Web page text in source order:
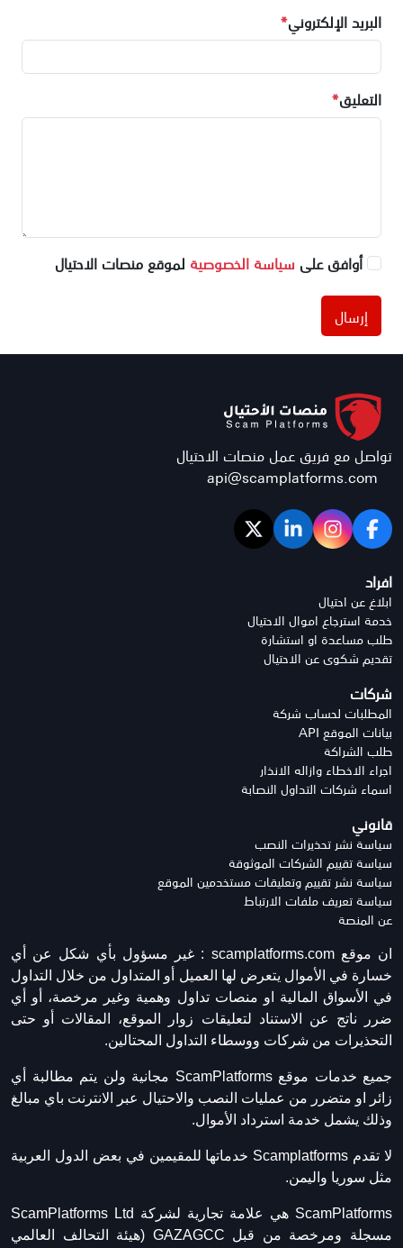
البريد الإلكتروني*
التعليق*
أوافق على سياسة الخصوصية لموقع منصات الاحتيال
إرسال
تواصل مع فريق عمل منصات الاحتيال
api@scamplatforms.com
افراد
ابلاغ عن احتيال
خدمة استرجاع اموال الاحتيال
طلب مساعدة او استشارة
تقديم شكوى عن الاحتيال
شركات
المطلبات لحساب شركة
بيانات الموقع API
طلب الشراكة
اجراء الاخطاء وازاله الانذار
اسماء شركات التداول النصابة
قانوني
سياسة نشر تحذيرات النصب
سياسة تقييم الشركات الموثوقة
سياسة نشر تقييم وتعليقات مستخدمين الموقع
سياسة تعريف ملفات الارتباط
عن المنصة
ان موقع scamplatforms.com :
غير مسؤول بأي شكل عن أي
خسارة في الأموال يتعرض لها العميل أو المتداول من خلال التداول
في الأسواق المالية او منصات تداول وهمية وغير مرخصة، أو أي
ضرر ناتج عن الاستناد لتعليقات زوار الموقع، المقالات أو حتى
التحذيرات من شركات ووسطاء التداول المحتالين.
جميع خدمات موقع ScamPlatforms مجانية ولن يتم مطالبة أي
زائر او متضرر من عمليات النصب والاحتيال عبر الانترنت باي مبالغ
وذلك يشمل خدمة استرداد الأموال.
لا تقدم Scamplatforms خدماتها للمقيمين في بعض الدول العربية
مثل سوريا واليمن.
ScamPlatforms هي علامة تجارية لشركة ScamPlatforms Ltd
مسجلة ومرخصة من قبل GAZAGCC (هيئة التحالف العالمي